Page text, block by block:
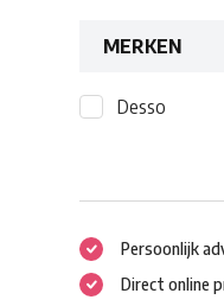
MERKEN
Desso
Persoonlijk
Direct online